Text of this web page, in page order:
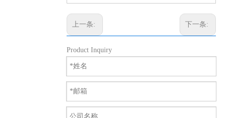
上一条: 下一条:
Product Inquiry